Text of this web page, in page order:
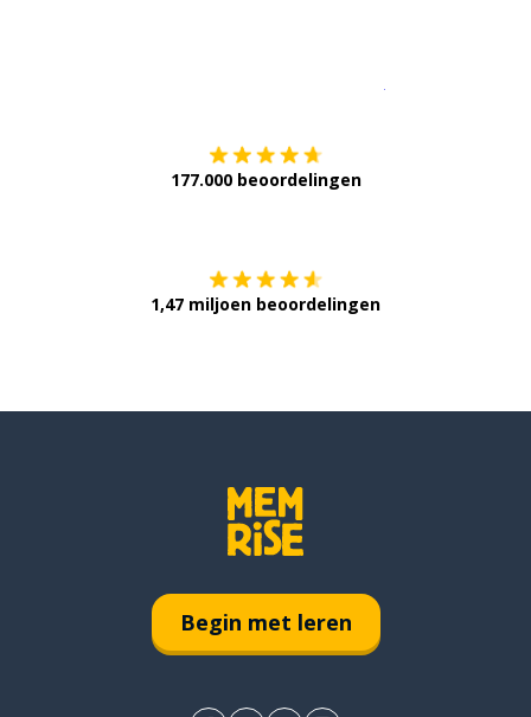
177.000 beoordelingen
1,47 miljoen beoordelingen
Begin met leren